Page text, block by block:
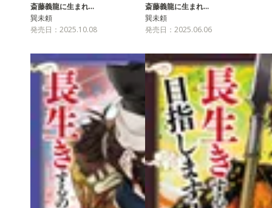
斎藤義龍に生まれ…
巽未頼
発売日：2025.10.08
斎藤義龍に生まれ…
巽未頼
発売日：2025.06.06